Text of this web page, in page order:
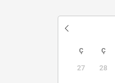
Ç Ç
27 28